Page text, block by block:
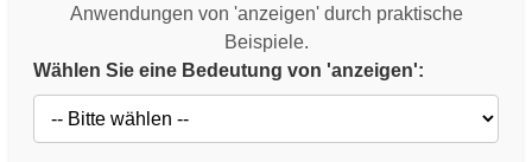
Anwendungen von 'anzeigen' durch praktische
Beispiele.
Wählen Sie eine Bedeutung von 'anzeigen':